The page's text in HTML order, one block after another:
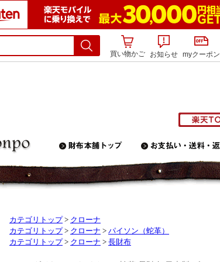
買い物かご お知らせ myクーポン
カテゴリトップ > クローナ
カテゴリトップ > クローナ > パイソン（蛇革）
カテゴリトップ > クローナ > 長財布